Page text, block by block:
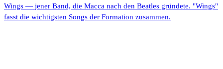
Wings — jener Band, die Macca nach den Beatles gründete. "Wings"
fasst die wichtigsten Songs der Formation zusammen.